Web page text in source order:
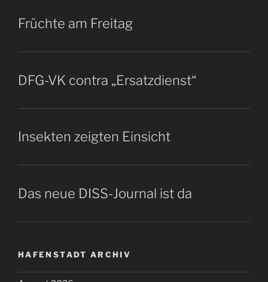
Früchte am Freitag
DFG-VK contra „Ersatzdienst“
Insekten zeigten Einsicht
Das neue DISS-Journal ist da
HAFENSTADT ARCHIV